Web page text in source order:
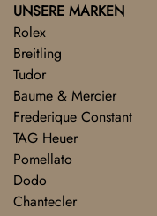
UNSERE MARKEN
Rolex
Breitling
Tudor
Baume & Mercier
Frederique Constant
TAG Heuer
Pomellato
Dodo
Chantecler